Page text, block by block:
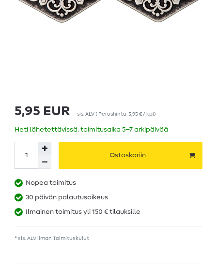
5,95 EUR sis. ALV( Perushinta 5,95 € / kpl)
Heti lähetettävissä, toimitusaika 5–7 arkipäivää
Ostoskoriin
Nopea toimitus
30 päivän palautusoikeus
Ilmainen toimitus yli 150 € tilauksille
* sis. ALV ilman Toimituskulut